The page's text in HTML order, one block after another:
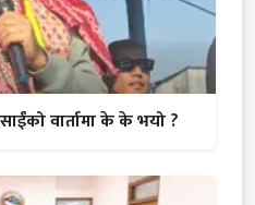
वार्तामा के के भयो ?